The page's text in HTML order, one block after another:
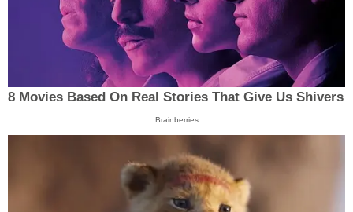
8 Movies Based On Real Stories That Give Us Shivers
Brainberries